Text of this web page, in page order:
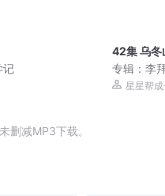
记
42集 乌冬
专辑：李
星星帮
删减MP3下载。